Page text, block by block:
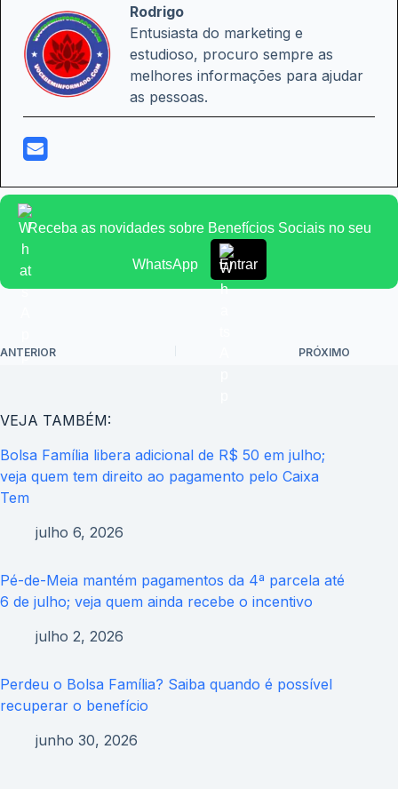
Rodrigo
Entusiasta do marketing e
estudioso, procuro sempre as
melhores informações para ajudar
as pessoas.
Receba as novidades sobre Benefícios Sociais no seu
WhatsApp Entrar
ANTERIOR PRÓXIMO
VEJA TAMBÉM:
Bolsa Família libera adicional de R$ 50 em julho;
veja quem tem direito ao pagamento pelo Caixa
Tem
julho 6, 2026
Pé-de-Meia mantém pagamentos da 4ª parcela até
6 de julho; veja quem ainda recebe o incentivo
julho 2, 2026
Perdeu o Bolsa Família? Saiba quando é possível
recuperar o benefício
junho 30, 2026